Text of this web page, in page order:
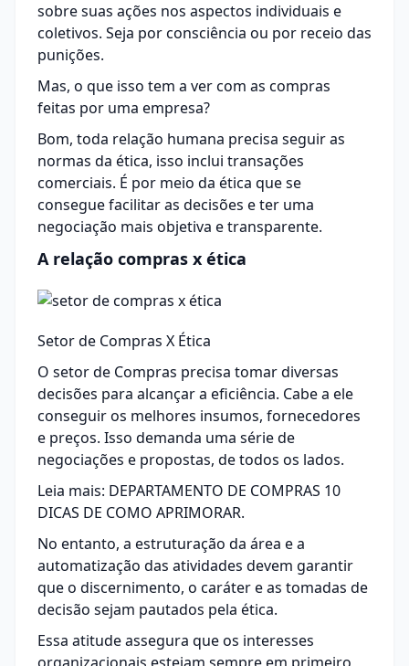
sobre suas ações nos aspectos individuais e
coletivos. Seja por consciência ou por receio das
punições.
Mas, o que isso tem a ver com as compras
feitas por uma empresa?
Bom, toda relação humana precisa seguir as
normas da ética, isso inclui transações
comerciais. É por meio da ética que se
consegue facilitar as decisões e ter uma
negociação mais objetiva e transparente.
A relação compras x ética
Setor de Compras X Ética
O setor de Compras precisa tomar diversas
decisões para alcançar a eficiência. Cabe a ele
conseguir os melhores insumos, fornecedores
e preços. Isso demanda uma série de
negociações e propostas, de todos os lados.
Leia mais: DEPARTAMENTO DE COMPRAS 10
DICAS DE COMO APRIMORAR.
No entanto, a estruturação da área e a
automatização das atividades devem garantir
que o discernimento, o caráter e as tomadas de
decisão sejam pautados pela ética.
Essa atitude assegura que os interesses